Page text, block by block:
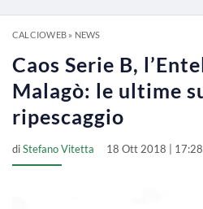
CALCIOWEB» NEWS
Caos Serie B,
Malagò: le ultime
ripescaggio
diStefano Vitetta 18 Ott 2018 | 17:28